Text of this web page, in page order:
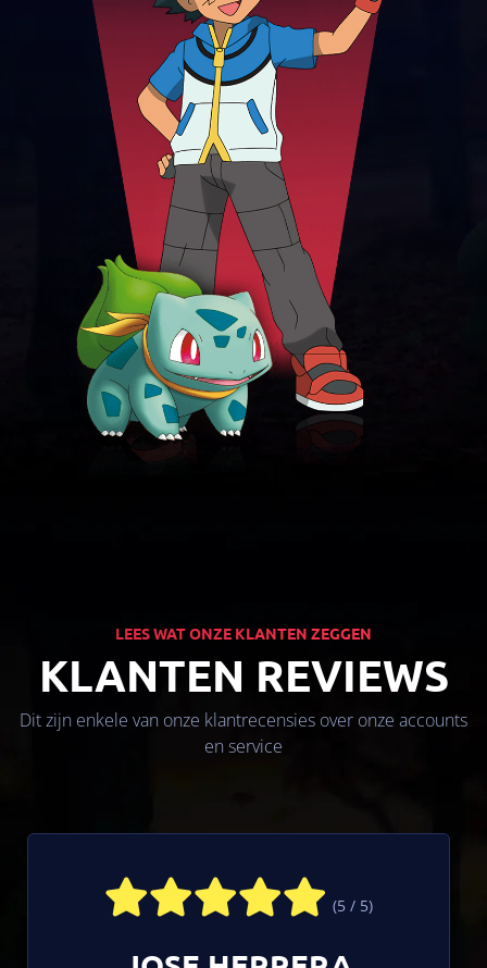
LEES WAT ONZE KLANTEN ZEGGEN
KLANTEN REVIEWS
Dit zijn enkele van onze klantrecensies over onze accounts
en service
(5 / 5)